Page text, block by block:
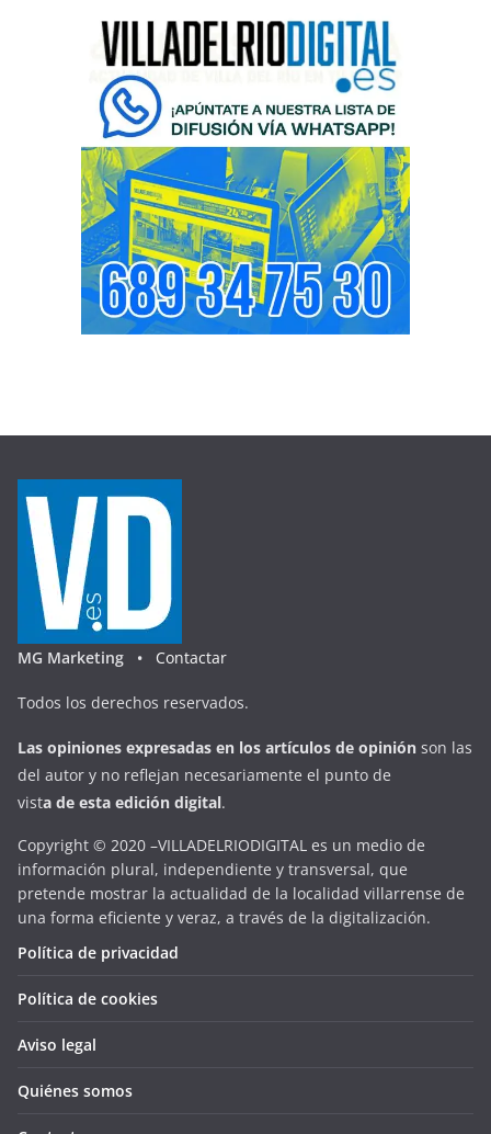
MG Marketing • Contactar
Todos los derechos reservados.
Las opiniones expresadas en los artículos de opinión son las
del autor y no reflejan necesariamente el punto de
vista de esta edición digital.
Copyright © 2020 –VILLADELRIODIGITAL es un medio de
información plural, independiente y transversal, que
pretende mostrar la actualidad de la localidad villarrense de
una forma eficiente y veraz, a través de la digitalización.
Política de privacidad
Política de cookies
Aviso legal
Quiénes somos